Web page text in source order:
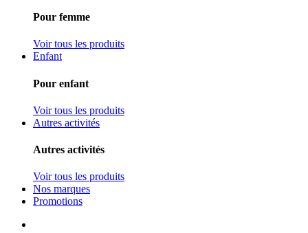
Pour femme
Voir tous les produits
Enfant
Pour enfant
Voir tous les produits
Autres activités
Autres activités
Voir tous les produits
Nos marques
Promotions